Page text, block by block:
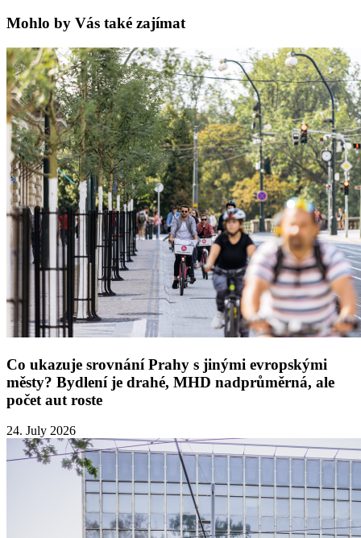
Mohlo by Vás také zajímat
Co ukazuje srovnání Prahy s jinými evropskými
městy? Bydlení je drahé, MHD nadprůměrná, ale
počet aut roste
24. July 2026